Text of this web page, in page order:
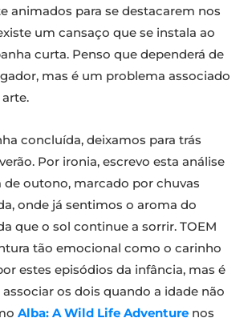
animados para se destacarem nos
um cansaço que se instala ao
curta. Penso que dependerá de
mas é um problema associado
concluída, deixamos para trás
Por ironia, escrevo esta análise
outono, marcado por chuvas
onde já sentimos o aroma do
que o sol continue a sorrir. TOEM
tão emocional como o carinho
estes episódios da infância, mas é
os dois quando a idade não
Alba: A Wild Life Adventure nos